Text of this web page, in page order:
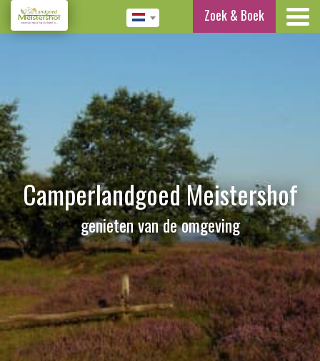
Zoek & Boek
Camperlandgoed Meistershof
genieten van de omgeving